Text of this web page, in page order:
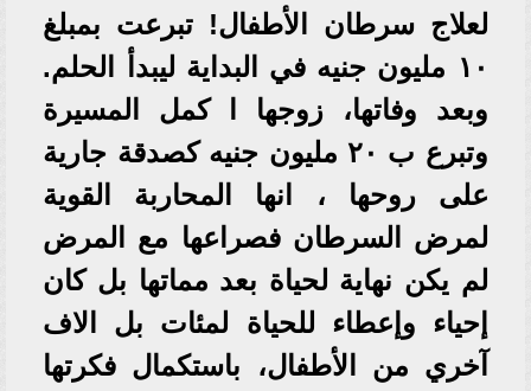
لعلاج سرطان الأطفال! تبرعت بمبلغ
١٠ مليون جنيه في البداية ليبدأ الحلم.
وبعد وفاتها، زوجها ا كمل المسيرة
وتبرع ب ٢٠ مليون جنيه كصدقة جارية
على روحها ، انها المحاربة القوية
لمرض السرطان فصراعها مع المرض
لم يكن نهاية لحياة بعد مماتها بل كان
إحياء وإعطاء للحياة لمئات بل الاف
آخري من الأطفال، باستكمال فكرتها